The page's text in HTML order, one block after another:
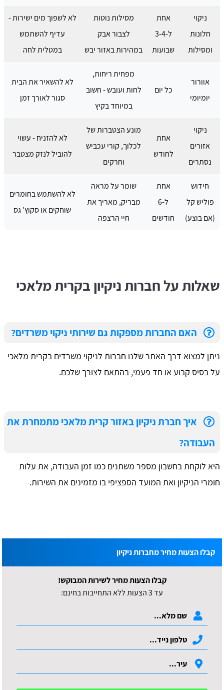
ניקוי
חלונות
ומסילות
אחת
ל-3-4
שבועות
מסילות נוטות
לצבור אבק
במהירות באזור יבש
לא לשפוך מים ישירות -
עדיף להשתמש
במטלית לחה
אוורור
יומיומי
כל יום
מפחית ריחות,
לחות ועובש - חשוב
במיוחד בקיץ
לא להשאיר את הבית
סגור לאורך זמן
ניקוי
אזורים
נסתרים
אחת
לחודש
מונע הצטברות של
לכלוך, קורי עכביש
וחרקים
לא להזניח - עשוי
להוביל לנזק מצטבר
חידוש
פוליש קל
(אם בוצע)
אחת
ל-6
חודשים
שומר על מראה
מבריק, מאריך את
חיי הרצפה
לא להשתמש בחומרים
שוחקים או סקוץ' גס
שאלות על חברות ניקיון בקרית מלאכי
האם החברות מספקות גם שירותי ניקוי משרדים?
ניתן למצוא דרך האתר שלנו חברות לניקוי משרדים בקרית מלאכי
על בסיס קבוע או חד פעמי, בהתאם לצורך שלכם.
איך חברת ניקיון באזור קרית מלאכי מתמחרת את
העבודה?
היא לוקחת בחשבון מספר משתנים כמו זמן העבודה, את עלות
חומרי הניקיון ואת המועד הספציפי בו מזמינים את השירות.
קבלו הצעות מחיר מחברות ניקיון
קבלו הצעות מחיר לשירות המבוקש!
עד 3 הצעות ללא התחייבות בחינם: